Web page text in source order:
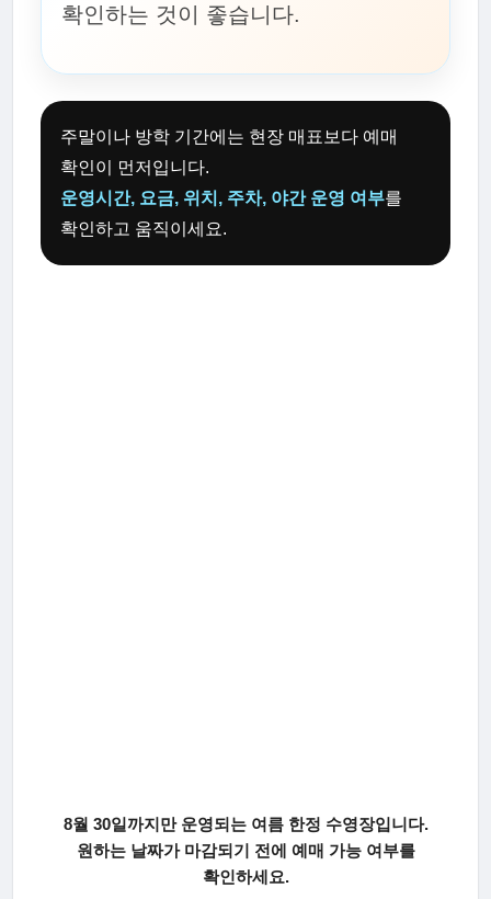
확인하는 것이 좋습니다.
주말이나 방학 기간에는 현장 매표보다 예매
확인이 먼저입니다.
운영시간, 요금, 위치, 주차, 야간 운영 여부를
확인하고 움직이세요.
8월 30일까지만 운영되는 여름 한정 수영장입니다.
원하는 날짜가 마감되기 전에 예매 가능 여부를
확인하세요.